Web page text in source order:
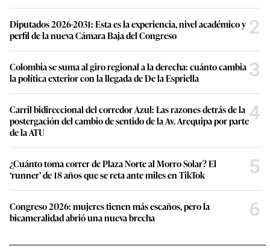
Diputados 2026-2031: Esta es la experiencia, nivel académico y
perfil de la nueva Cámara Baja del Congreso
2
Colombia se suma al giro regional a la derecha: cuánto cambia
la política exterior con la llegada de De la Espriella
3
Carril bidireccional del corredor Azul: Las razones detrás de la
postergación del cambio de sentido de la Av. Arequipa por parte
de la ATU
4
¿Cuánto toma correr de Plaza Norte al Morro Solar? El
‘runner’ de 18 años que se reta ante miles en TikTok
5
Congreso 2026: mujeres tienen más escaños, pero la
bicameralidad abrió una nueva brecha
6